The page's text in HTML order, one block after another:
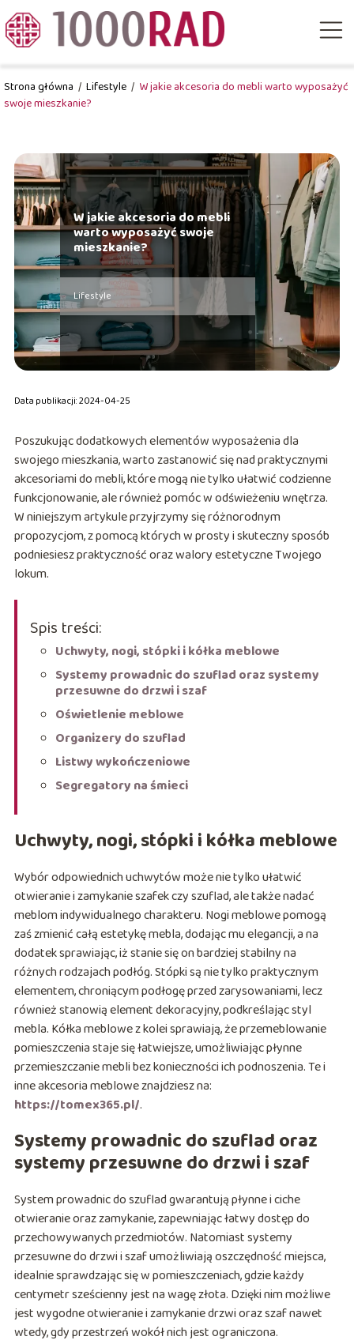
Strona główna / Lifestyle / W jakie akcesoria do mebli warto wyposażyć
swoje mieszkanie?
W jakie akcesoria do mebli
warto wyposażyć swoje
mieszkanie?
Lifestyle
Data publikacji: 2024-04-25
Poszukując dodatkowych elementów wyposażenia dla
swojego mieszkania, warto zastanowić się nad praktycznymi
akcesoriami do mebli, które mogą nie tylko ułatwić codzienne
funkcjonowanie, ale również pomóc w odświeżeniu wnętrza.
W niniejszym artykule przyjrzymy się różnorodnym
propozycjom, z pomocą których w prosty i skuteczny sposób
podniesiesz praktyczność oraz walory estetyczne Twojego
lokum.
Spis treści:
Uchwyty, nogi, stópki i kółka meblowe
Systemy prowadnic do szuflad oraz systemy
przesuwne do drzwi i szaf
Oświetlenie meblowe
Organizery do szuflad
Listwy wykończeniowe
Segregatory na śmieci
Uchwyty, nogi, stópki i kółka meblowe
Wybór odpowiednich uchwytów może nie tylko ułatwić
otwieranie i zamykanie szafek czy szuflad, ale także nadać
meblom indywidualnego charakteru. Nogi meblowe pomogą
zaś zmienić całą estetykę mebla, dodając mu elegancji, a na
dodatek sprawiając, iż stanie się on bardziej stabilny na
różnych rodzajach podłóg. Stópki są nie tylko praktycznym
elementem, chroniącym podłogę przed zarysowaniami, lecz
również stanowią element dekoracyjny, podkreślając styl
mebla. Kółka meblowe z kolei sprawiają, że przemeblowanie
pomieszczenia staje się łatwiejsze, umożliwiając płynne
przemieszczanie mebli bez konieczności ich podnoszenia. Te i
inne akcesoria meblowe znajdziesz na:
https://tomex365.pl/.
Systemy prowadnic do szuflad oraz
systemy przesuwne do drzwi i szaf
System prowadnic do szuflad gwarantują płynne i ciche
otwieranie oraz zamykanie, zapewniając łatwy dostęp do
przechowywanych przedmiotów. Natomiast systemy
przesuwne do drzwi i szaf umożliwiają oszczędność miejsca,
idealnie sprawdzając się w pomieszczeniach, gdzie każdy
centymetr sześcienny jest na wagę złota. Dzięki nim możliwe
jest wygodne otwieranie i zamykanie drzwi oraz szaf nawet
wtedy, gdy przestrzeń wokół nich jest ograniczona.